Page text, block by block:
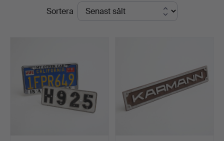
Johansson
SlutpriserSortera